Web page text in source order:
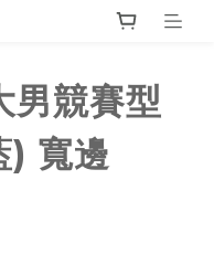
男競賽型
) 寬邊